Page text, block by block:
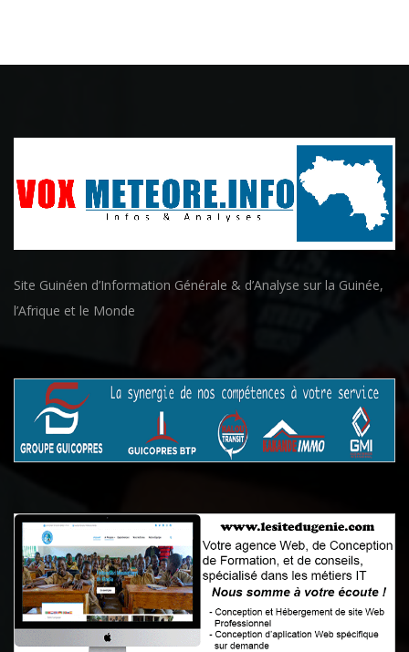
Site Guinéen d’Information Générale & d’Analyse sur la Guinée,
l’Afrique et le Monde